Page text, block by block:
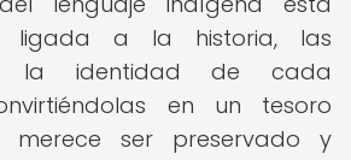
ligada a la historia, las
la identidad de cada
en un tesoro
merece ser preservado y